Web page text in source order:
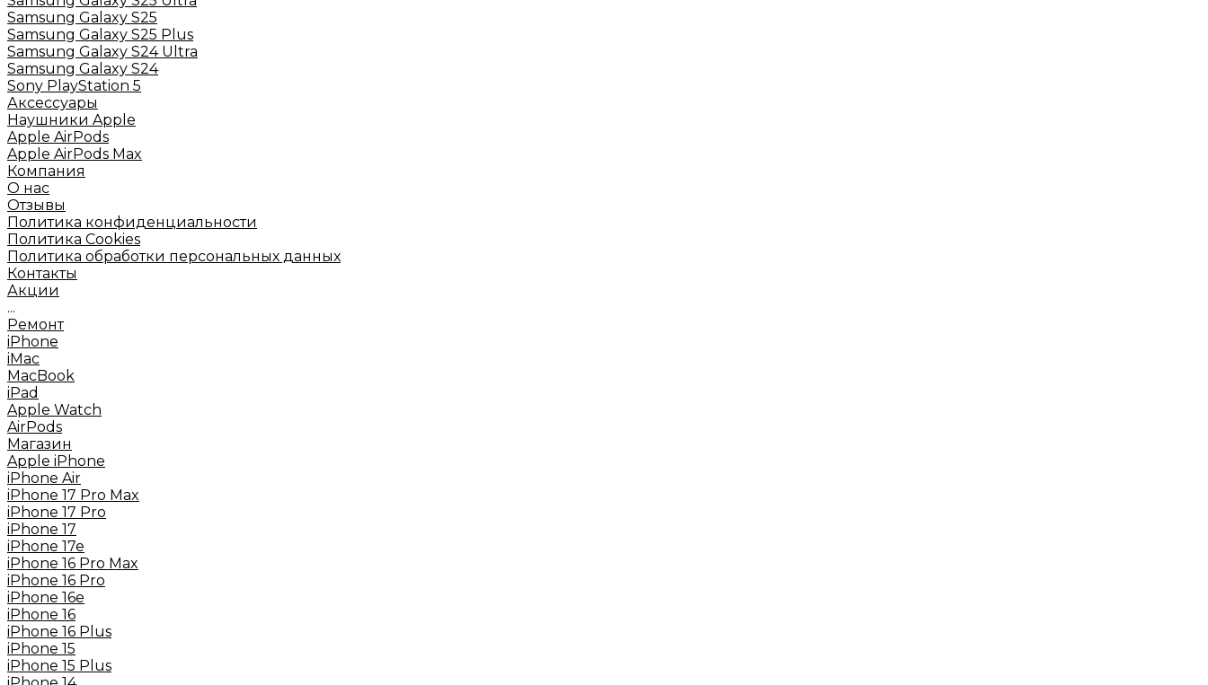
Samsung Galaxy S25
Samsung Galaxy S25 Plus
Samsung Galaxy S24 Ultra
Samsung Galaxy S24
Sony PlayStation 5
Аксессуары
Наушники Apple
Apple AirPods
Apple AirPods Max
Компания
О нас
Отзывы
Политика конфиденциальности
Политика Cookies
Политика обработки персональных данных
Контакты
Акции
...
Ремонт
iPhone
iMac
MacBook
iPad
Apple Watch
AirPods
Mагазин
Apple iPhone
iPhone Air
iPhone 17 Pro Max
iPhone 17 Pro
iPhone 17
iPhone 17e
iPhone 16 Pro Max
iPhone 16 Pro
iPhone 16e
iPhone 16
iPhone 16 Plus
iPhone 15
iPhone 15 Plus